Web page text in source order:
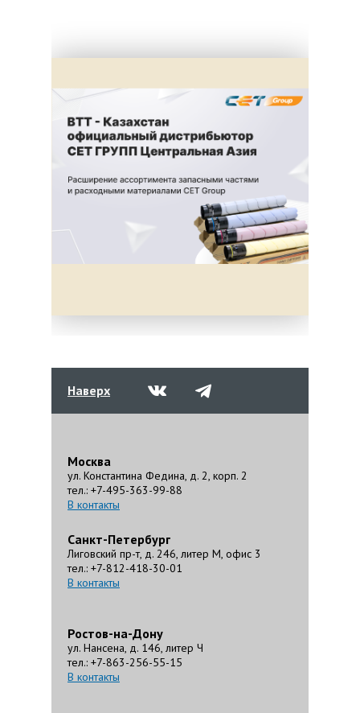
Наверх
Москва
ул. Константина Федина, д. 2, корп. 2
тел.: +7-495-363-99-88
В контакты
Санкт-Петербург
Лиговский пр-т, д. 246, литер М, офис 3
тел.: +7-812-418-30-01
В контакты
Ростов-на-Дону
ул. Нансена, д. 146, литер Ч
тел.: +7-863-256-55-15
В контакты